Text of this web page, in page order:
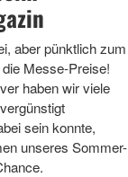
aber pünktlich zum
Messe-Preise!
haben wir viele
sein konnte,
unseres Sommer-